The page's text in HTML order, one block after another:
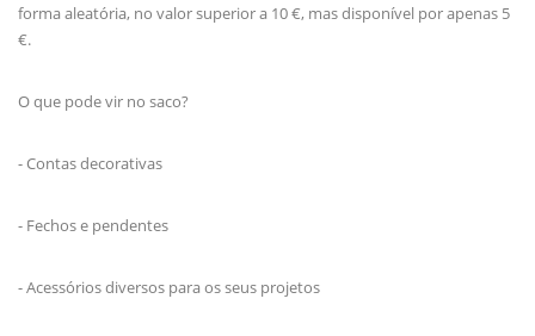
forma aleatória, no valor superior a 10 €, mas disponível por apenas 5
€.
O que pode vir no saco?
- Contas decorativas
- Fechos e pendentes
- Acessórios diversos para os seus projetos